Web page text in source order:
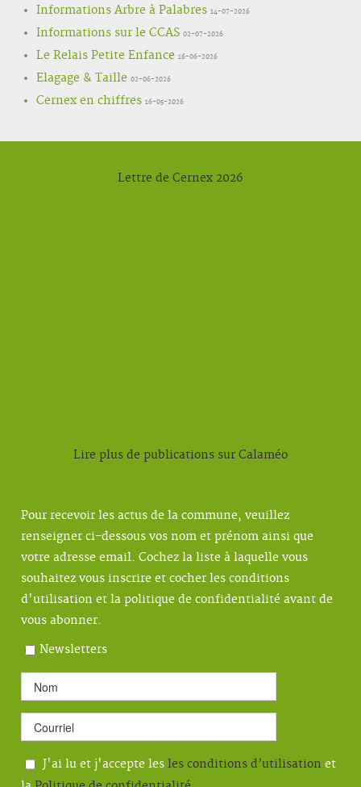
Informations Arbre à Palabres 14-07-2026
Informations sur le CCAS 02-07-2026
Le Relais Petite Enfance 16-06-2026
Elagage & Taille 02-06-2026
Cernex en chiffres 16-05-2026
Lettre de Cernex 2026
Lire plus de publications sur Calaméo
Pour recevoir les actus de la commune, veuillez
renseigner ci-dessous vos nom et prénom ainsi que
votre adresse email. Cochez la liste à laquelle vous
souhaitez vous inscrire et cocher les conditions
d'utilisation et la politique de confidentialité avant de
vous abonner.
Newsletters
J'ai lu et j'accepte les les conditions d’utilisation et